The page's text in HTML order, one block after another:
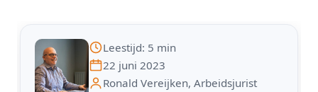
Leestijd: 5 min
22 juni 2023
Ronald Vereijken, Arbeidsjurist